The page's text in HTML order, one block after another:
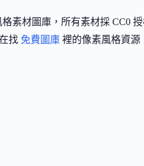
素材圖庫，所有素材採 CC0
找 免費圖庫 裡的像素風格資源